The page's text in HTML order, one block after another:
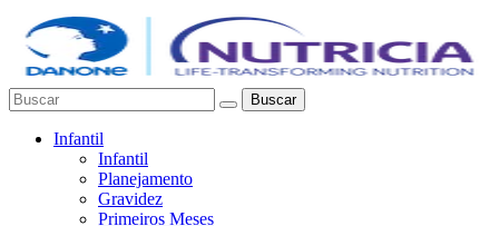
Buscar
Infantil
Infantil
Planejamento
Gravidez
Primeiros Meses